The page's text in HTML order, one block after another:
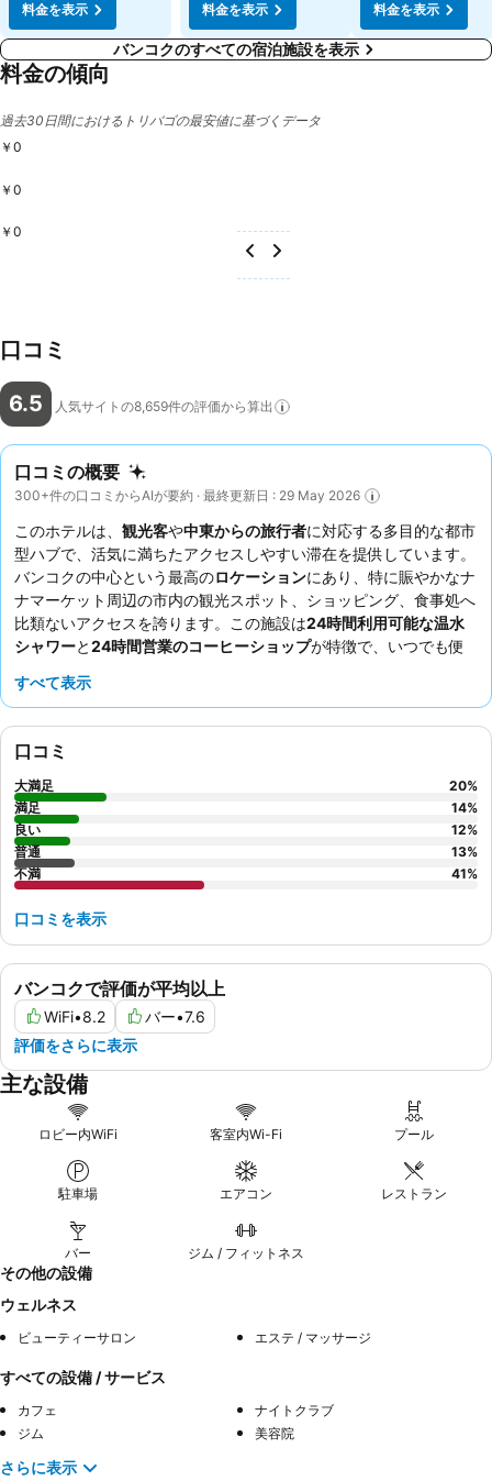
料金を表示
料金を表示
料金を表示
バンコクのすべての宿泊施設を表示
料金の傾向
過去30日間におけるトリバゴの最安値に基づくデータ
￥0
￥0
￥0
口コミ
6.5 人気サイトの8,659件の評価から算出
口コミの概要
300+件の口コミからAIが要約 · 最終更新日 : 29 May 2026
このホテルは、 観光客や中東からの旅行者に対応する多目的な都市
型ハブで、活気に満ちたアクセスしやすい滞在を提供しています。
バンコクの中心という最高のロケーションにあり、特に賑やかなナ
ナマーケット周辺の市内の観光スポット、ショッピング、食事処へ
比類ないアクセスを誇ります。この施設は24時間利用可能な温水
シャワーと24時間営業のコーヒーショップが特徴で、いつでも便
の、ハウスキーピングチーム
す。
すべて表示
バンコクで評価が平均以上
WiFi•8.2 バー•7.6
評価をさらに表示
口コミ
大満足 20%
満足
14%
良い
12%
普通
13%
不満
41%
口コミを表示
主な設備
ロビー内WiFi 客室内Wi-Fi プール
駐車場 エアコン レストラン
バー ジム / フィットネス
その他の設備
ウェルネス
ビューティーサロン エステ / マッサージ
すべての設備 / サービス
カフェ
ナイトクラブ
ジム
美容院
さらに表示